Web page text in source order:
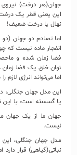
جهان(هر درخت)
این یعنی قطر یک
نهال یا درخت ضعیف!
اما تصادم دو جهان
انفجار ماده نیست که
فضا زمان شده و
توان خلق یک فضا زمان
اما می‌تواند انرژی
این مدل جهان جنگلی،
یا گسسته است، با این
جهان ما از یک جهان
نیست.
مدل جهان جنگلی،
نباتی(گیاهی) قرار